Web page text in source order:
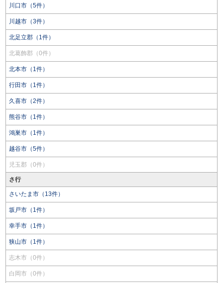
川口市（5件）
川越市（3件）
北足立郡（1件）
北葛飾郡（0件）
北本市（1件）
行田市（1件）
久喜市（2件）
熊谷市（1件）
鴻巣市（1件）
越谷市（5件）
児玉郡（0件）
さ行
さいたま市（13件）
坂戸市（1件）
幸手市（1件）
狭山市（1件）
志木市（0件）
白岡市（0件）